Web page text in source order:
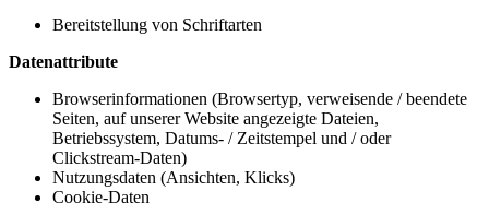
Bereitstellung von Schriftarten
Datenattribute
Browserinformationen (Browsertyp, verweisende / beendete
Seiten, auf unserer Website angezeigte Dateien,
Betriebssystem, Datums- / Zeitstempel und / oder
Clickstream-Daten)
Nutzungsdaten (Ansichten, Klicks)
Cookie-Daten